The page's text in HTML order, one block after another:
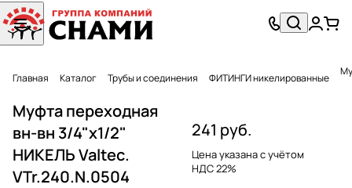
Главная Каталог Трубы и соединения ФИТИНГИ никелированные
Муфта переходная
вн-вн 3/4"х1/2"
НИКЕЛЬ Valtec.
VTr.240.N.0504
241 руб.
Цена указана с учётом
НДС 22%